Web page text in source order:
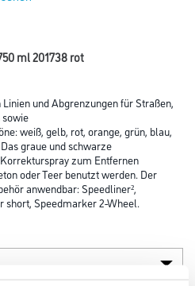
ml 201738 rot
und Abgrenzungen für Straßen,
weiß, gelb, rot, orange, grün, blau,
graue und schwarze
zum Entfernen
oder Teer benutzt werden. Der
anwendbar: Speedliner²,
Speedmarker 2-Wheel.